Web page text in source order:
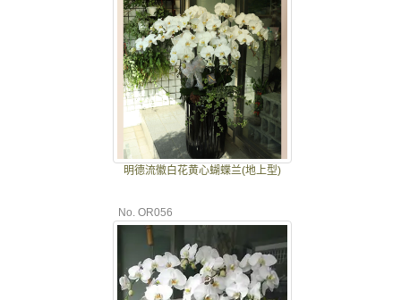
明德流徽白花黄心蝴蝶兰(地上型)
No. OR056